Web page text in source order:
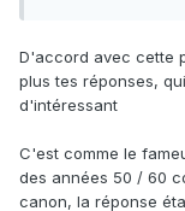
D'accord avec cette
plus tes réponses,
d'intéressant
C'est comme le
des années 50 / 60
canon, la réponse